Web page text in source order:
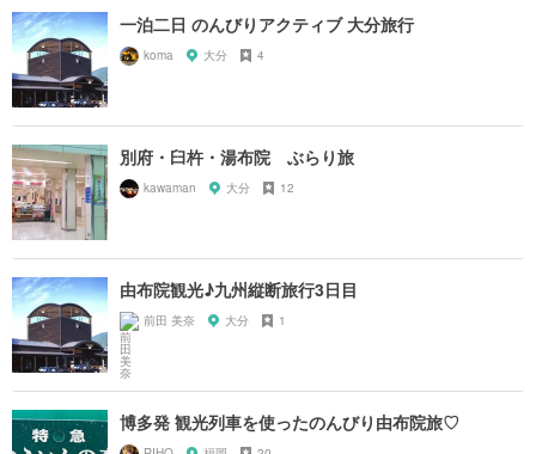
一泊二日 のんびりアクティブ 大分旅行
koma 大分 4
別府・臼杵・湯布院 ぶらり旅
kawaman 大分 12
由布院観光♪九州縦断旅行3日目
前田 美奈 大分 1
博多発 観光列車を使ったのんびり由布院旅♡